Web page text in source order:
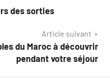
des sorties
Article suivant
du Maroc à découvrir
pendant votre séjour